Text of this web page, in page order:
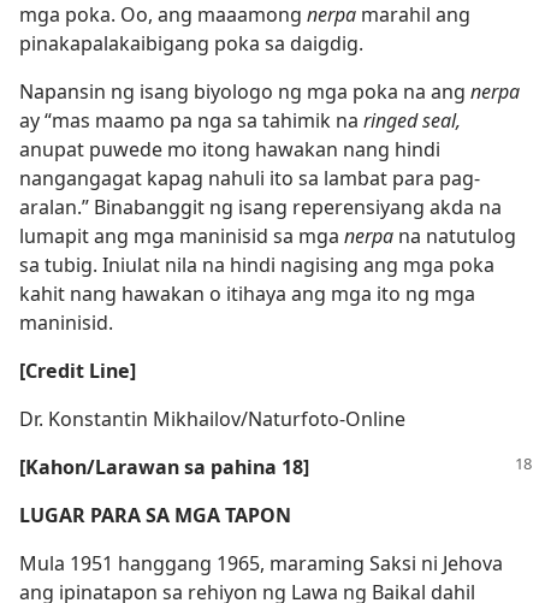
mga poka. Oo, ang maaamong nerpa marahil ang
pinakapalakaibigang poka sa daigdig.
Napansin ng isang biyologo ng mga poka na ang nerpa
ay “mas maamo pa nga sa tahimik na ringed seal,
anupat puwede mo itong hawakan nang hindi
nangangagat kapag nahuli ito sa lambat para pag-
aralan.” Binabanggit ng isang reperensiyang akda na
lumapit ang mga maninisid sa mga nerpa na natutulog
sa tubig. Iniulat nila na hindi nagising ang mga poka
kahit nang hawakan o itihaya ang mga ito ng mga
maninisid.
[Credit Line]
Dr. Konstantin Mikhailov/​Naturfoto-Online
[Kahon/​Larawan sa pahina 18]
LUGAR PARA SA MGA TAPON
Mula 1951 hanggang 1965, maraming Saksi ni Jehova
ang ipinatapon sa rehiyon ng Lawa ng Baikal dahil